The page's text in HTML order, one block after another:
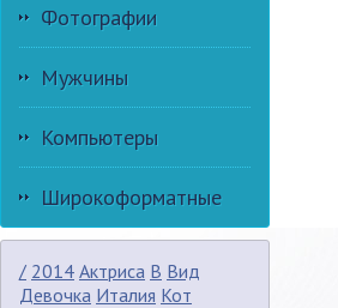
Фотографии
Мужчины
Компьютеры
Широкоформатные
/ 2014 Актриса В Вид
Девочка Италия Кот